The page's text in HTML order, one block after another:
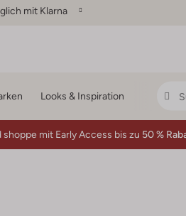
mit Klarna
Looks & Inspiration
shoppe mit Early Access bis zu 50 %